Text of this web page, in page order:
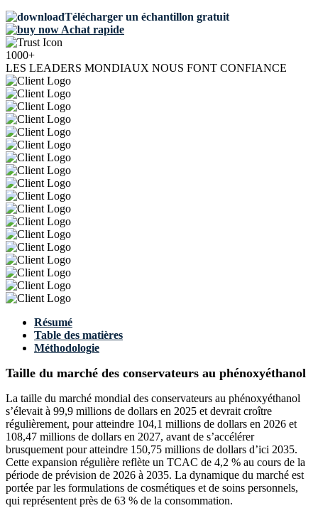
Télécharger un échantillon gratuit
Achat rapide
1000+
LES LEADERS MONDIAUX NOUS FONT CONFIANCE
Résumé
Table des matières
Méthodologie
Taille du marché des conservateurs au phénoxyéthanol
La taille du marché mondial des conservateurs au phénoxyéthanol
s’élevait à 99,9 millions de dollars en 2025 et devrait croître
régulièrement, pour atteindre 104,1 millions de dollars en 2026 et
108,47 millions de dollars en 2027, avant de s’accélérer
brusquement pour atteindre 150,75 millions de dollars d’ici 2035.
Cette expansion régulière reflète un TCAC de 4,2 % au cours de la
période de prévision de 2026 à 2035. La dynamique du marché est
portée par les formulations de cosmétiques et de soins personnels,
qui représentent près de 63 % de la consommation.